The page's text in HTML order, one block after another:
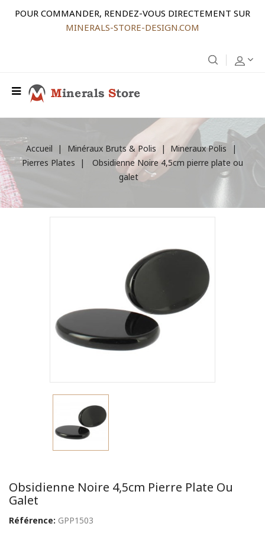
POUR COMMANDER, RENDEZ-VOUS DIRECTEMENT SUR
MINERALS-STORE-DESIGN.COM
Accueil Minéraux Bruts & Polis
Mineraux Polis
Pierres Plates
Obsidienne Noire 4,5cm pierre plate ou
galet
Obsidienne Noire 4,5cm Pierre Plate Ou
Galet
Référence: GPP1503